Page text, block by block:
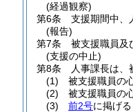
(経過観察)
第6条
支援期間中、
(報告)
第7条
被支援職員及
(支援の中止)
第8条
人事課長は、
(1)
被支援職員の
(2)
被支援職員の
(3)
前2号に掲げ